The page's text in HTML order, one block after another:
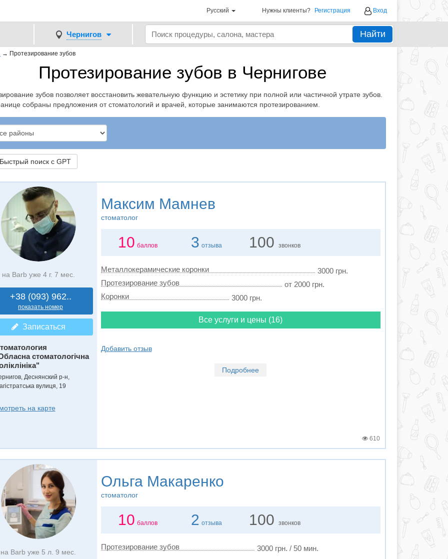
Русский Нужны клиенты? Регистрация Вход
Чернигов Найти
→ Протезирование зубов
Протезирование зубов в Чернигове
зубов позволяет восстановить жевательную функцию и эстетику при полной или частичной утрате зубов.
собраны предложения от стоматологий и врачей, которые занимаются протезированием.
поиск с GPT
на Barb уже 4 г. 7 мес.
+38 (093) 962..
показать номер
Записаться
стоматологічна
Деснянский р-н,
вулиця, 19
на карте
Максим Мамнев
стоматолог
10 баллов 3 отзыва 100 звонков
Металлокерамические коронки
3000 грн.
Протезирование зубов
от 2000 грн.
Коронки
3000 грн.
Все услуги и цены (16)
Добавить отзыв
Подробнее
610
на Barb уже 5 л. 9 мес.
Ольга Макаренко
стоматолог
10 баллов 2 отзыва 100 звонков
Протезирование зубов 3000 грн. / 50 мин.